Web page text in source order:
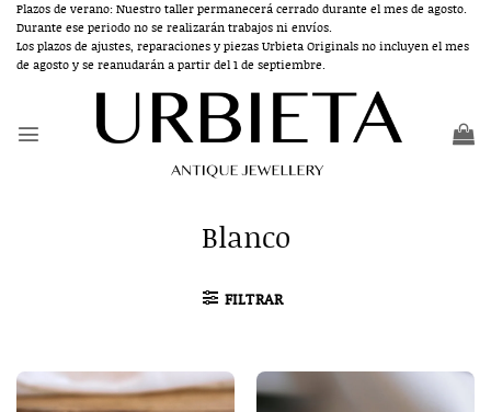
Saltar
contenido
Plazos de verano: Nuestro taller permanecerá cerrado durante el mes de agosto.
Durante ese periodo no se realizarán trabajos ni envíos.
Los plazos de ajustes, reparaciones y piezas Urbieta Originals no incluyen el mes
de agosto y se reanudarán a partir del 1 de septiembre.
Blanco
FILTRAR